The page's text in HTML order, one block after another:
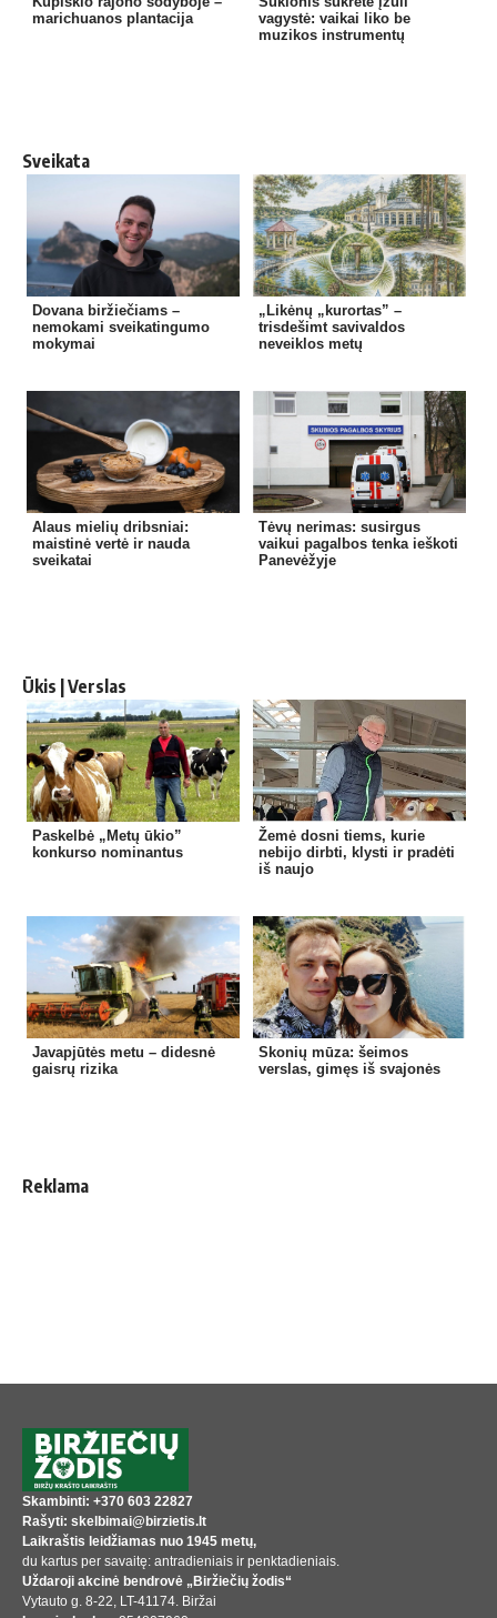
marichuanos plantacija
vagystė: vaikai liko be
muzikos instrumentų
Sveikata
Dovana biržiečiams –
nemokami sveikatingumo
mokymai
„Likėnų „kurortas” –
trisdešimt savivaldos
neveiklos metų
Alaus mielių dribsniai:
maistinė vertė ir nauda
sveikatai
Tėvų nerimas: susirgus
vaikui pagalbos tenka ieškoti
Panevėžyje
Ūkis | Verslas
Paskelbė „Metų ūkio”
konkurso nominantus
Žemė dosni tiems, kurie
nebijo dirbti, klysti ir pradėti
iš naujo
Javapjūtės metu – didesnė
gaisrų rizika
Skonių mūza: šeimos
verslas, gimęs iš svajonės
Reklama
Skambinti: +370 603 22827
Rašyti: skelbimai@birzietis.lt
Laikraštis leidžiamas nuo 1945 metų,
du kartus per savaitę: antradieniais ir penktadieniais.
Uždaroji akcinė bendrovė „Biržiečių žodis“
Vytauto g. 8-22, LT-41174. Biržai